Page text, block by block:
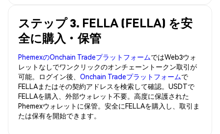
ステップ 3. FELLA (FELLA) を安
全に購入・保管
PhemexのOnchain TradeプラットフォームではWeb3ウォ
レットなしでワンクリックのオンチェーントークン取引が
可能。ログイン後、 Onchain Tradeプラットフォームで
FELLAまたはその契約アドレスを検索して確認。USDTで
FELLAを購入、外部ウォレット不要。高度に保護された
Phemexウォレットに保管。安全にFELLAを購入し、取引ま
たは保有を開始できます。